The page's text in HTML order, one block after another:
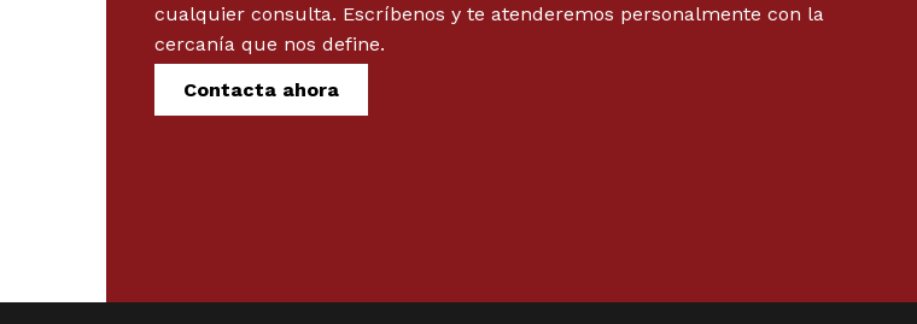
cualquier consulta. Escríbenos y te atenderemos personalmente con la
cercanía que nos define.
Contacta ahora